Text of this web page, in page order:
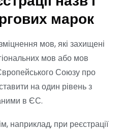
марок
мов, які захищені
мов або мов
Союзу про
на один рівень з
в ЄС.
наприклад, при реєстрації